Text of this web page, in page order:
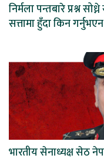
निर्मला पन्तबारे प्रश्न
सत्तामा हुँदा किन
भारतीय सेनाध्यक्ष सेठ